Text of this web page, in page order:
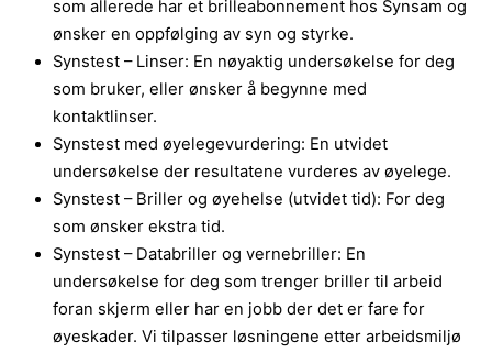
som allerede har et brilleabonnement hos Synsam og
ønsker en oppfølging av syn og styrke.
Synstest – Linser: En nøyaktig undersøkelse for deg
som bruker, eller ønsker å begynne med
kontaktlinser.
Synstest med øyelegevurdering: En utvidet
undersøkelse der resultatene vurderes av øyelege.
Synstest – Briller og øyehelse (utvidet tid): For deg
som ønsker ekstra tid.
Synstest – Databriller og vernebriller: En
undersøkelse for deg som trenger briller til arbeid
foran skjerm eller har en jobb der det er fare for
øyeskader. Vi tilpasser løsningene etter arbeidsmiljø